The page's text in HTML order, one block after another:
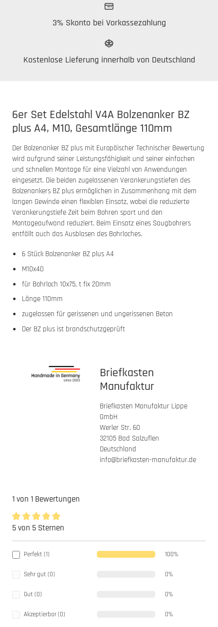
3% Skonto bei Vorkassezahlung
Kostenlose Lieferung innerhalb von Deutschland
6er Set Edelstahl V4A Bolzenanker BZ
plus A4, M10, Gesamtlänge 110mm
Der Bolzenanker BZ plus mit Europäischer Technischer Bewertung
wird aufgrund seiner Leistungsfähigkeit und seiner einfachen
und schnellen Montage für eine Vielzahl von Anwendungen
eingesetzt. Die beiden zugelassenen Verankerungstiefen des
Bolzenankers BZ plus ermöglichen in Zusammenhang mit dem
langen Gewinde einen flexiblen Einsatz, wobei die reduzierte
Verankerungstiefe Zeit beim Bohren spart und den
Montageaufwand reduziert. Beim Einsatz eines Saugbohrers
entfällt auch das Ausblasen des Bohrloches.
6 Stück Bolzenanker BZ plus A4
M10x40
für Bohrloch 10x75, t fix 20mm
Länge 110mm
zugelassen für gerissenen und ungerissenen Beton
Der BZ plus ist brandschutzgeprüft
Briefkasten
Manufaktur
Briefkasten Manufaktur Lippe
GmbH
Werler Str. 60
32105 Bad Salzuflen
Deutschland
info@briefkasten-manufaktur.de
1 von 1 Bewertungen
Durchschnittliche Bewertung von 5 von 5 Sternen
5 von 5 Sternen
Perfekt (1) 100%
Sehr gut (0) 0%
Gut (0) 0%
Akzeptierbar (0) 0%